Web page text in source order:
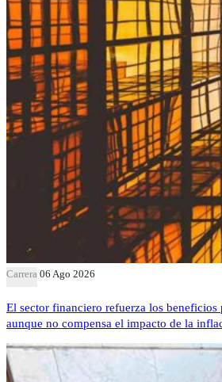
Carrera 06 Ago 2026
El sector financiero refuerza los beneficios
aunque no compensa el impacto de la